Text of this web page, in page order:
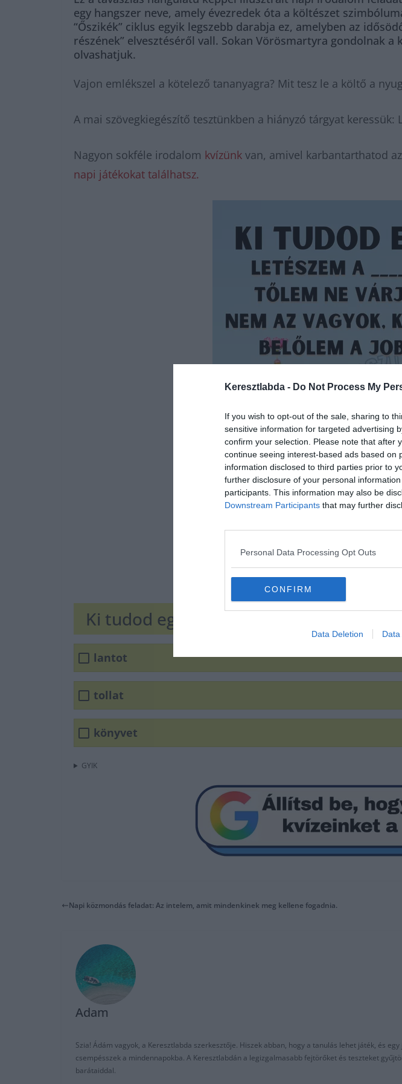
Keresztlabda - Do Not Process My
If you wish to opt-out of the sale, sharing to
sensitive information for targeted advertising
confirm your selection. Please note that after
continue seeing interest-based ads based
information disclosed to third parties prior to
further disclosure of your personal
participants. This information may also be
Downstream Participants that may further
Personal Data Processing Opt Outs
CONFIRM
Data Deletion Data
egy hangszer neve, amely évezredek óta a költészet
“Őszikék” ciklus egyik legszebb darabja ez, amelyben az
részének” elvesztéséről vall. Sokan Vörösmartyra gondolnak
olvashatjuk.
Vajon emlékszel a kötelező tananyagra? Mit tesz le a költő a
A mai szövegkiegészítő tesztünkben a hiányzó tárgyat
Nagyon sokféle irodalom kvízünk van, amivel karbantarthatod
napi játékokat találhatsz.
Ki tudod egészíteni?
lantot
tollat
könyvet
GYIK
Napi közmondás feladat: Az intelem, amit mindenkinek meg kellene fogadnia.
Adam
Szia! Ádám vagyok, a Keresztlabda szerkesztője. Hiszek abban, hogy a tanulás lehet játék, és
csempésszek a mindennapokba. A Keresztlabdán a legizgalmasabb fejtörőket és teszteket
barátaiddal.